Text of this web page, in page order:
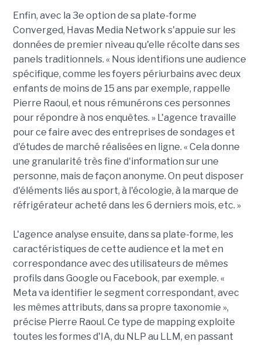
Enfin, avec la 3e option de sa plate-forme
Converged, Havas Media Network s'appuie sur les
données de premier niveau qu'elle récolte dans ses
panels traditionnels. « Nous identifions une audience
spécifique, comme les foyers périurbains avec deux
enfants de moins de 15 ans par exemple, rappelle
Pierre Raoul, et nous rémunérons ces personnes
pour répondre à nos enquêtes. » L'agence travaille
pour ce faire avec des entreprises de sondages et
d'études de marché réalisées en ligne. « Cela donne
une granularité très fine d'information sur une
personne, mais de façon anonyme. On peut disposer
d'éléments liés au sport, à l'écologie, à la marque de
réfrigérateur acheté dans les 6 derniers mois, etc. »
L'agence analyse ensuite, dans sa plate-forme, les
caractéristiques de cette audience et la met en
correspondance avec des utilisateurs de mêmes
profils dans Google ou Facebook, par exemple. «
Meta va identifier le segment correspondant, avec
les mêmes attributs, dans sa propre taxonomie »,
précise Pierre Raoul. Ce type de mapping exploite
toutes les formes d'IA, du NLP au LLM, en passant